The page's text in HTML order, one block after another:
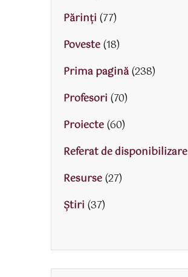
Părinţi (77)
Poveste(18)
Prima pagină(238)
Profesori (70)
Proiecte(60)
Referat de disponibilizare
Resurse(27)
Știri (37)